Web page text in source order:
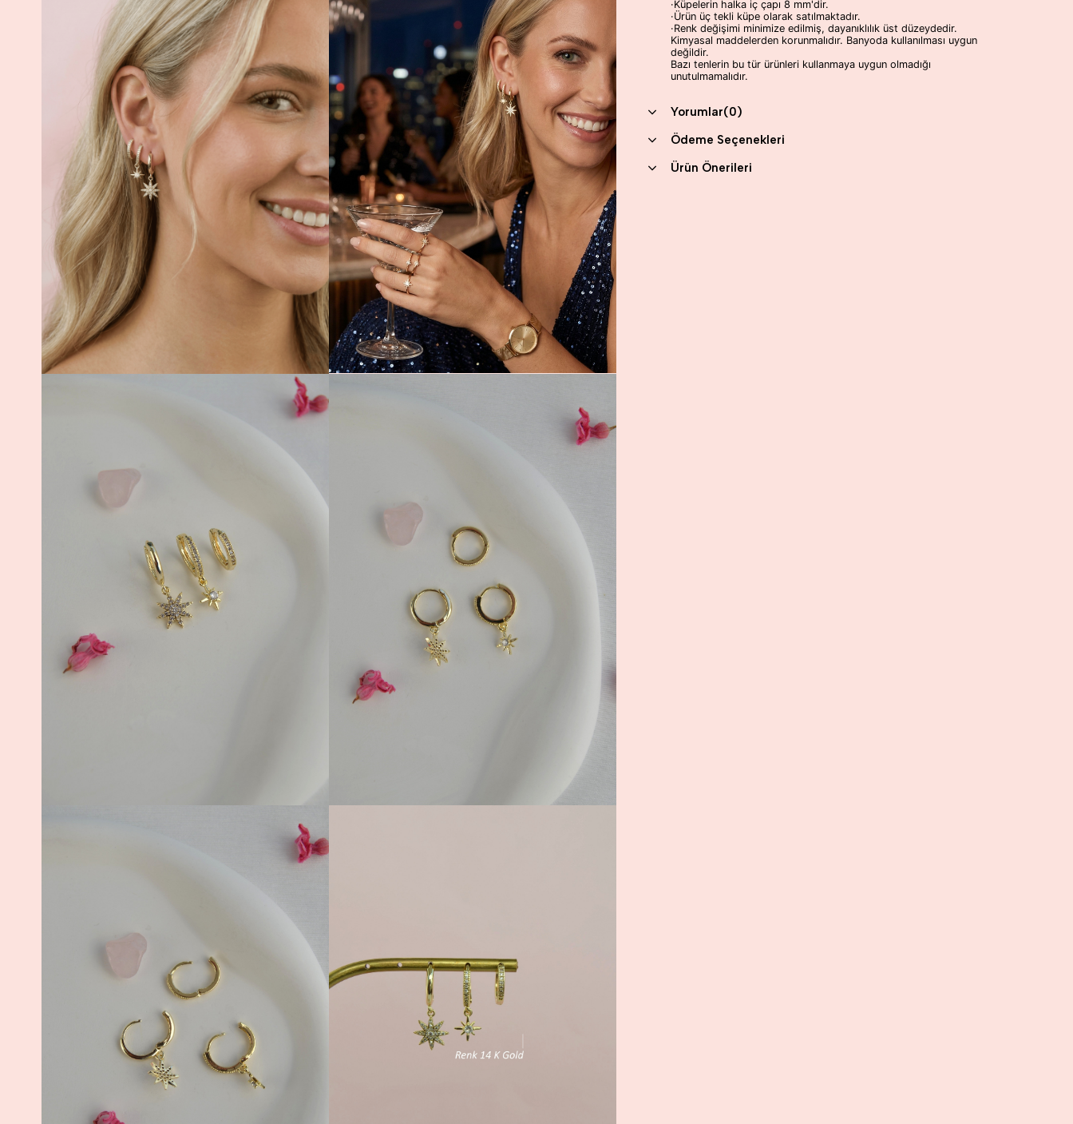
·Küpelerin halka iç çapı 8 mm'dir.
·Ürün üç tekli küpe olarak satılmaktadır.
·Renk değişimi minimize edilmiş, dayanıklılık üst düzeydedir.
Kimyasal maddelerden korunmalıdır. Banyoda kullanılması uygun
değildir.
Bazı tenlerin bu tür ürünleri kullanmaya uygun olmadığı
unutulmamalıdır.
Yorumlar(0)
Ödeme Seçenekleri
Ürün Önerileri